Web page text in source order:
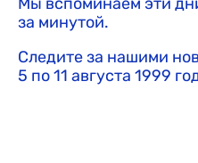
04:34 07-08-1999
Совет Безопасности
развертывание еще
операции ООН — на
за минутой.
Следите за нашими
5 по 11 августа 1999